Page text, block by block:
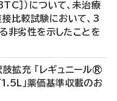
］）について、未治療
比較試験において、3
劣性を示したことを
拡充 「レギュニール®
」薬価基準収載のお